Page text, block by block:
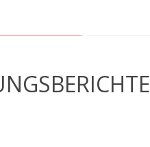
Mai 07, 2019